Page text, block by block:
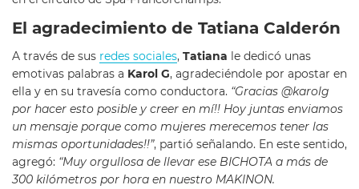
El agradecimiento de Tatiana Calderón
A través de sus redes sociales, Tatiana le dedicó unas
emotivas palabras a Karol G, agradeciéndole por apostar en
ella y en su travesía como conductora. “Gracias @karolg
por hacer esto posible y creer en mí!! Hoy juntas enviamos
un mensaje porque como mujeres merecemos tener las
mismas oportunidades!!”, partió señalando. En este sentido,
agregó: “Muy orgullosa de llevar ese BICHOTA a más de
300 kilómetros por hora en nuestro MAKINON.